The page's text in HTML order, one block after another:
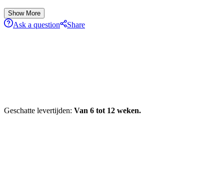
Show More
Ask a question Share
Geschatte levertijden: Van 6 tot 12 weken.